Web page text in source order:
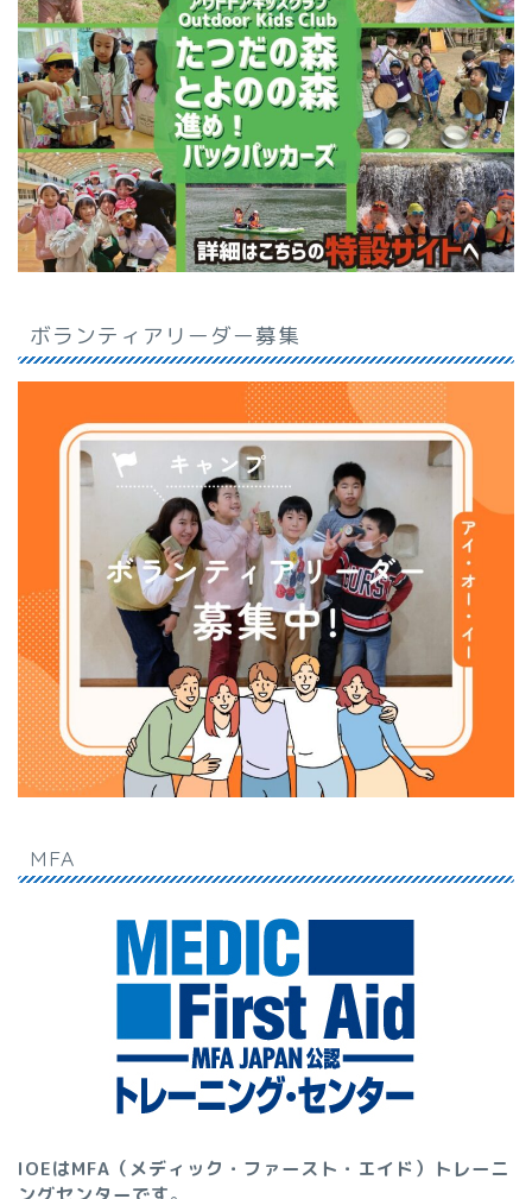
ボランティアリーダー募集
MFA
IOEはMFA（メディック・ファースト・エイド）トレーニ